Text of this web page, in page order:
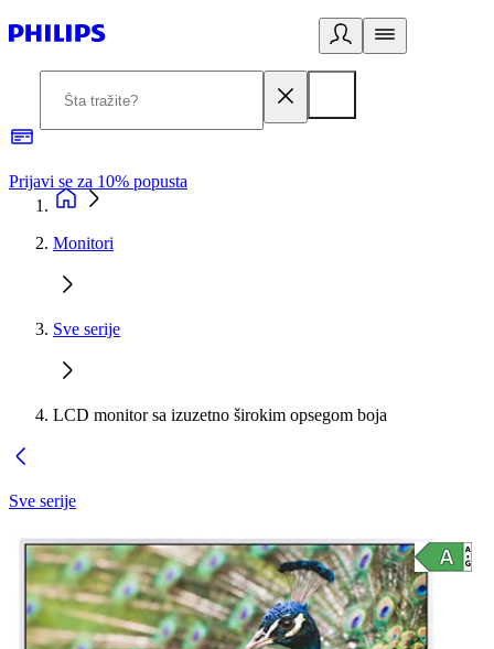
Prijavi se za 10% popusta
Monitori
Sve serije
LCD monitor sa izuzetno širokim opsegom boja
Sve serije